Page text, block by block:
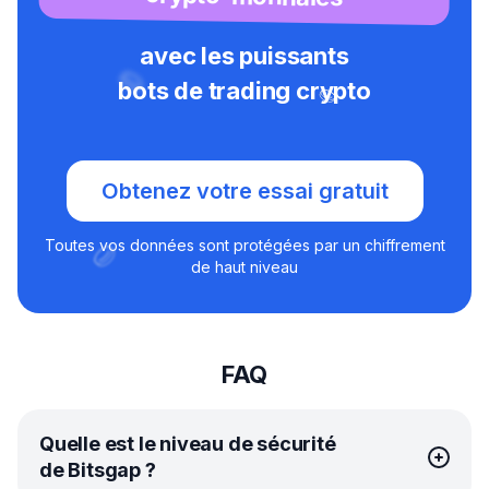
avec les puissants
bots de trading crypto
Obtenez votre essai gratuit
Toutes vos données sont protégées par un chiffrement
de haut niveau
FAQ
Quelle est le niveau de sécurité
de Bitsgap ?